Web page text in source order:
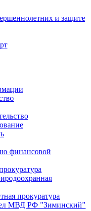
и защите
финансовой
прокуратура
МВД РФ "Зиминский"